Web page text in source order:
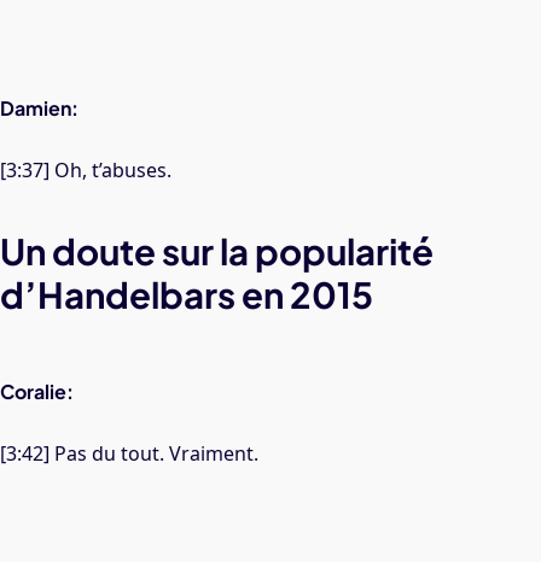
Damien:
[3:37] Oh, t’abuses.
Un doute sur la popularité
d’Handelbars en 2015
Coralie:
[3:42] Pas du tout. Vraiment.